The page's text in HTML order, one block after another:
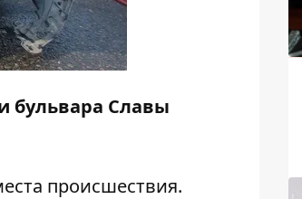
бульвара Славы
происшествия.